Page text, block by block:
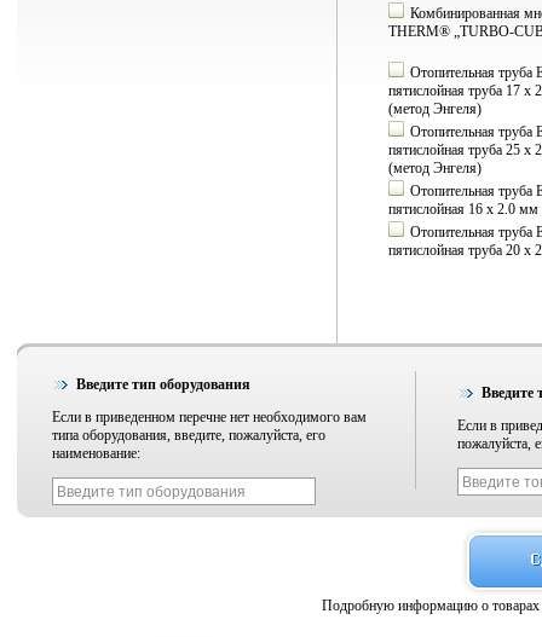
Комбинированная
THERM® „TURBO-
Отопительная
пятислойная труба 17 х
(метод Энгеля)
Отопительная
пятислойная труба 25 х
(метод Энгеля)
Отопительная
пятислойная 16 х 2.0
Отопительная
пятислойная труба 20
Введите тип оборудования
Если в приведенном перечне нет необходимого вам
типа оборудования, введите, пожалуйста, его
наименование:
Введите
Если в
пожалуйста,
Подробную информацию о товарах